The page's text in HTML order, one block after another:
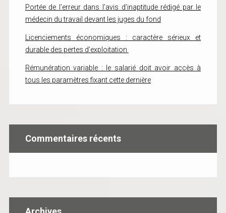
Portée de l’erreur dans l’avis d’inaptitude rédigé par le
médecin du travail devant les juges du fond
Licenciements économiques : caractère sérieux et
durable des pertes d’exploitation
Rémunération variable : le salarié doit avoir accès à
tous les paramètres fixant cette dernière
Commentaires récents